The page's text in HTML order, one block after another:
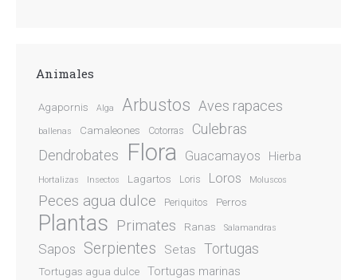
Animales
Agapornis Alga Arbustos Aves rapaces
ballenas Camaleones Cotorras Culebras
Dendrobates Flora Guacamayos Hierba
Hortalizas Insectos Lagartos Loris Loros Moluscos
Peces agua dulce Periquitos Perros
Plantas Primates Ranas Salamandras
Sapos Serpientes Setas Tortugas
Tortugas agua dulce Tortugas marinas